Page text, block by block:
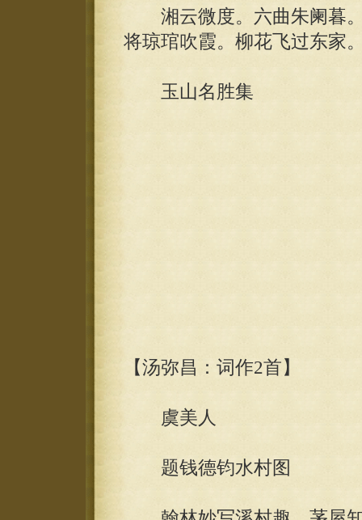
湘云微度。六曲朱阑暮。
将琼琯吹霞。柳花飞过东家
玉山名胜集
【汤弥昌：词作2首】
虞美人
题钱德钧水村图